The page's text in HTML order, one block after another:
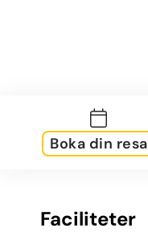
Boka din resa
Faciliteter